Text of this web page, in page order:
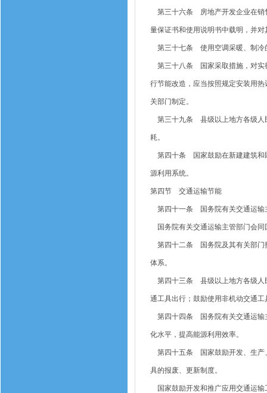
第三十六条 房地产开发企业在销
量保证书和使用说明书中载明，并
第三十七条 使用空调采暖、制冷
第三十八条 国家采取措施，对实
行节能改造，应当按照规定安装用
关部门制定。
第三十九条 县级以上地方各级人
耗。
第四十条 国家鼓励在新建建筑和
源利用系统。
第四节 交通运输节能
第四十一条 国务院有关交通运输
国务院有关交通运输主管部门会同
第四十二条 国务院及其有关部门
体系。
第四十三条 县级以上地方各级人
通工具出行；鼓励使用非机动交通工
第四十四条 国务院有关交通运输
化水平，提高能源利用效率。
第四十五条 国家鼓励开发、生产
具的报废、更新制度。
国家鼓励开发和推广应用交通运输